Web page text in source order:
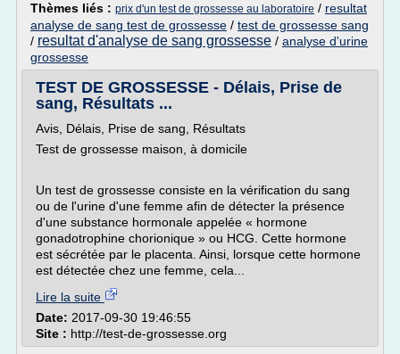
Thèmes liés : prix d'un test de grossesse au laboratoire / resultat
analyse de sang test de grossesse / test de grossesse sang
/ resultat d'analyse de sang grossesse / analyse d'urine
grossesse
TEST DE GROSSESSE - Délais, Prise de
sang, Résultats ...
Avis, Délais, Prise de sang, Résultats
Test de grossesse maison, à domicile
Un test de grossesse consiste en la vérification du sang
ou de l'urine d'une femme afin de détecter la présence
d'une substance hormonale appelée « hormone
gonadotrophine chorionique » ou HCG. Cette hormone
est sécrétée par le placenta. Ainsi, lorsque cette hormone
est détectée chez une femme, cela...
Lire la suite
Date: 2017-09-30 19:46:55
Site : http://test-de-grossesse.org